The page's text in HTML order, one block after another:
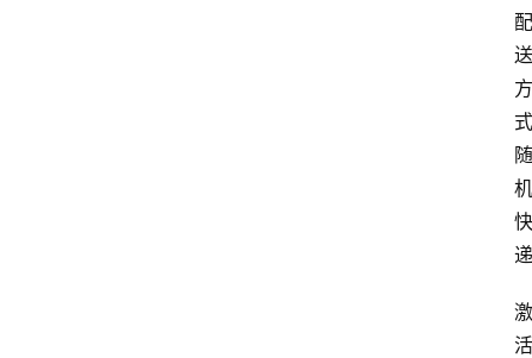
配
送
方
式
随
机
快
递
激
活